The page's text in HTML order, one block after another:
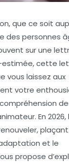
que ce soit
des personnes
sur une
estimée, cette
vous laissez aux
votre
En 2026,
plaçant
et le
propose